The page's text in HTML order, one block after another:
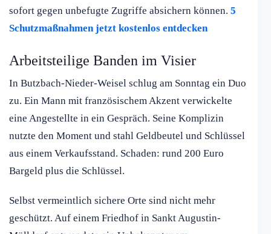
sofort gegen unbefugte Zugriffe absichern können. 5
Schutzmaßnahmen jetzt kostenlos entdecken
Arbeitsteilige Banden im Visier
In Butzbach-Nieder-Weisel schlug am Sonntag ein Duo
zu. Ein Mann mit französischem Akzent verwickelte
eine Angestellte in ein Gespräch. Seine Komplizin
nutzte den Moment und stahl Geldbeutel und Schlüssel
aus einem Verkaufsstand. Schaden: rund 200 Euro
Bargeld plus die Schlüssel.
Selbst vermeintlich sichere Orte sind nicht mehr
geschützt. Auf einem Friedhof in Sankt Augustin-